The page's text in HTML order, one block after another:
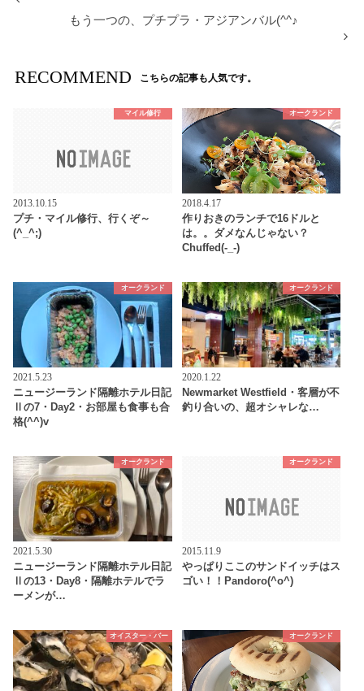
もう一つの、プチプラ・アジアンバル(^^♪
RECOMMEND こちらの記事も人気です。
マイル修行
2013.10.15
プチ・マイル修行、行くぞ～
(^_^;)
オークランド
2018.4.17
作りおきのランチで16ドルと
は。。ダメなんじゃない？
Chuffed(-_-)
オークランド
2021.5.23
ニュージーランド隔離ホテル日記
Ⅱの7・Day2・お部屋も食事も合
格(^^)v
オークランド
2020.1.22
Newmarket Westfield・客層が不
釣り合いの、超オシャレな…
オークランド
2021.5.30
ニュージーランド隔離ホテル日記
Ⅱの13・Day8・隔離ホテルでラ
ーメンが…
オークランド
2015.11.9
やっぱりここのサンドイッチはス
ゴい！！Pandoro(^o^)
オイスター・バー オークランド